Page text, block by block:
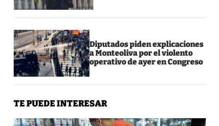
Diputados piden explicaciones
a Monteoliva por el violento
operativo de ayer en Congreso
TE PUEDE INTERESAR